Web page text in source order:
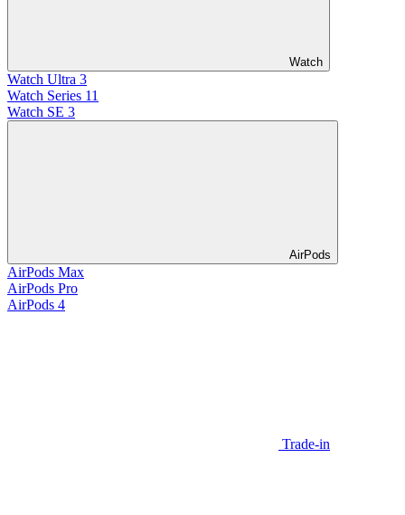
Watch
Watch Ultra 3
Watch Series 11
Watch SE 3
AirPods
AirPods Max
AirPods Pro
AirPods 4
Trade-in